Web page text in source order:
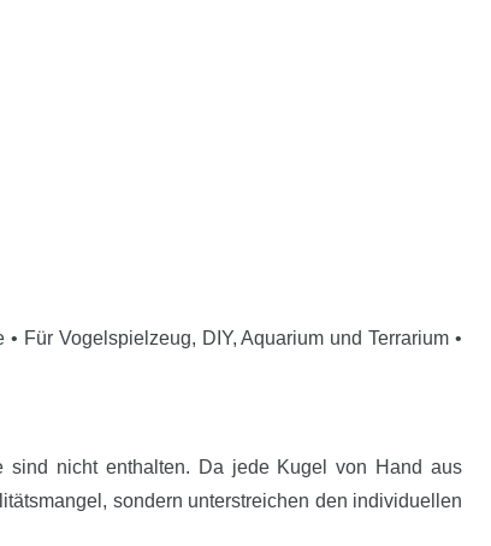
Für Vogelspielzeug, DIY, Aquarium und Terrarium •
sind nicht enthalten. Da jede Kugel von Hand aus
sondern unterstreichen den individuellen